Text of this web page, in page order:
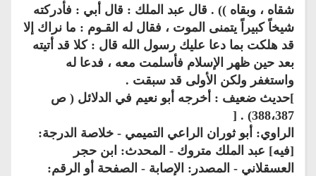
شقاه ، وبقاه )) . قال عبد الملك : قال أبي : فأدركته
شيخاً كبيراً يتمنى الموت ، فقال له القـوم : ما نراك إلا
قد هلكت بما دعا عليك رسول الله قال : كلا قد أتيته
بعد حين ظهر الإسلام فأسلمت معه ، فدعا له
واستغفر ولكن الأولى قد سبقت .
]حديث ضعيف : أخرجه أبو نعيم في الدلائل ( ص
388،387) . [
الراوي: أبو ثوران الراعي التميمي - خلاصة الدرجة:
[فيه] عبد الملك متروك - المحدث: ابن حجر
العسقلاني - المصدر: الإصابة - الصفحة أو الرقم: